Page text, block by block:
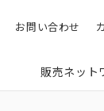
検索お問い合わせ
販売ネット